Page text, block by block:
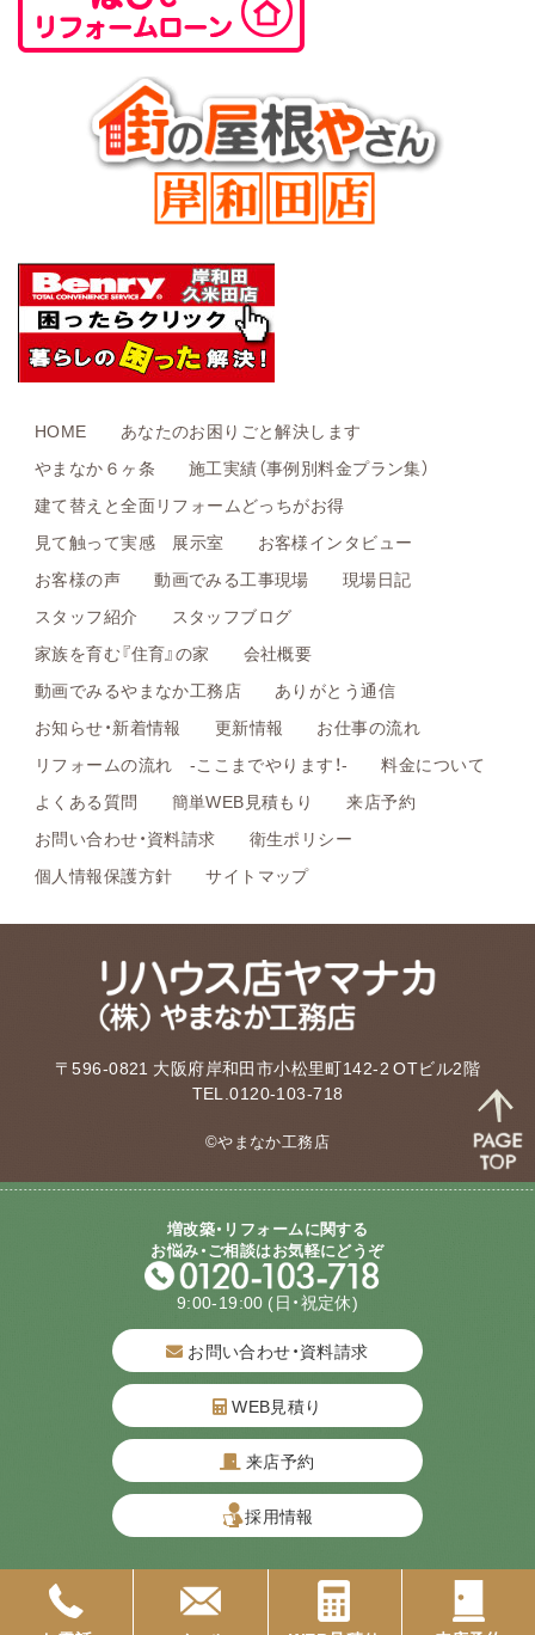
HOME
あなたのお困りごと解決します
やまなか６ヶ条
施工実績（事例別料金プラン集）
建て替えと全面リフォームどっちがお得
見て触って実感 展示室
お客様インタビュー
お客様の声
動画でみる工事現場
現場日記
スタッフ紹介
スタッフブログ
家族を育む『住育』の家
会社概要
動画でみるやまなか工務店
ありがとう通信
お知らせ・新着情報
更新情報
お仕事の流れ
リフォームの流れ -ここまでやります！-
料金について
よくある質問
簡単WEB見積もり
来店予約
お問い合わせ・資料請求
衛生ポリシー
個人情報保護方針
サイトマップ
〒596-0821 大阪府岸和田市小松里町142-2 OTビル2階
TEL.0120-103-718
©やまなか工務店
増改築・リフォームに関する
お悩み・ご相談はお気軽にどうぞ
9:00-19:00 (日・祝定休)
お問い合わせ・資料請求
WEB見積り
来店予約
採用情報